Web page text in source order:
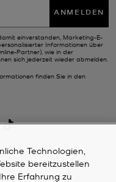
ANMELDEN
einverstanden, Marketing-E-
Informationen über
Partner), wie in der
sich jederzeit wieder abmelden.
finden Sie in den
Technologien,
bereitzustellen
Erfahrung zu